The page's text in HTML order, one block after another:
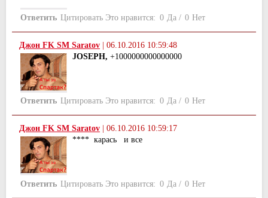
Ответить Цитировать Это нравится: 0 Да / 0 Нет
Джон FK SM Saratov
06.10.2016 10:59:48
JOSEPH, +1000000000000000
Ответить Цитировать Это нравится: 0 Да / 0 Нет
Джон FK SM Saratov
06.10.2016 10:59:17
**** карась и все
Ответить Цитировать Это нравится: 0 Да / 0 Нет